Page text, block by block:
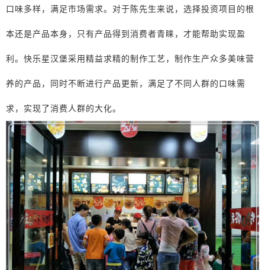
口味多样，满足市场需求。对于陈先生来说，选择投资项目的根
本还是产品本身，只有产品得到消费者青睐，才能帮助实现盈
利。快乐星汉堡采用精益求精的制作工艺，制作生产众多美味营
养的产品，同时不断进行产品更新，满足了不同人群的口味需
求，实现了消费人群的大化。